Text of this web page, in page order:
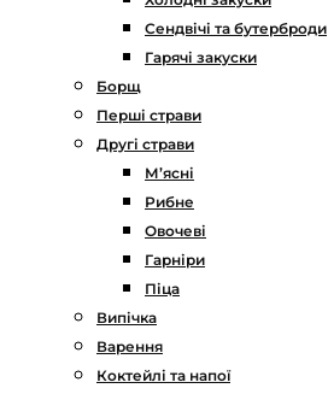
Сендвічі та бутерброди
Гарячі закуски
Борщ
Перші страви
Другі страви
М’ясні
Рибне
Овочеві
Гарніри
Піца
Випічка
Варення
Коктейлі та напої